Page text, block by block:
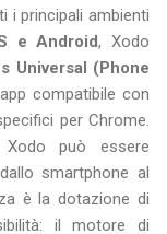
i principali ambienti
e Android, Xodo
Universal (Phone
compatibile con
per Chrome.
può essere
smartphone al
è la dotazione di
il motore di